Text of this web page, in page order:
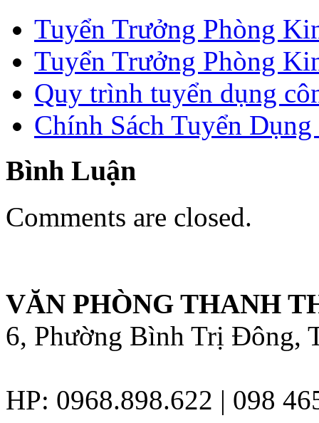
Tuyển Trưởng Phòng
Tuyển Trưởng Phòng
Quy trình tuyển dụng
Chính Sách Tuyển
Bình Luận
Comments are closed.
VĂN PHÒNG THANH
6, Phường Bình Trị Đông,
HP: 0968.898.622 | 098